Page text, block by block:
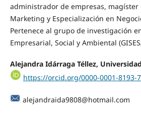
administrador de empresas, magíster
Marketing y Especialización en
Pertenece al grupo de investigación
Empresarial, Social y Ambiental
Alejandra Idárraga Téllez,
https://orcid.org/0000-0001-8193-
alejandraida9808@hotmail.com